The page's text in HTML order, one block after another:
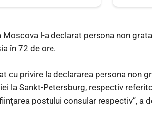
l-a declarat persona non
în 72 de ore.
cu privire la declararea persona non
la Sankt-Petersburg, respectiv
postului consular respectiv”, a